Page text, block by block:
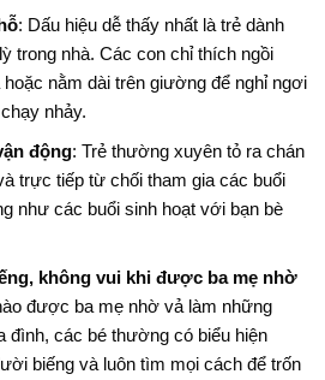
: Dấu hiệu dễ thấy nhất là trẻ dành
trong nhà. Các con chỉ thích ngồi
nằm dài trên giường để nghỉ ngơi
nhảy.
động: Trẻ thường xuyên tỏ ra chán
trực tiếp từ chối tham gia các buổi
như các buổi sinh hoạt với bạn bè
không vui khi được ba mẹ nhờ
được ba mẹ nhờ vả làm những
đình, các bé thường có biểu hiện
biếng và luôn tìm mọi cách để trốn